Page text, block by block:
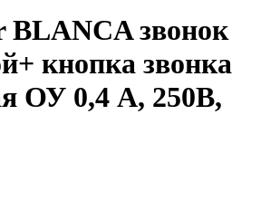
BLANCA звонок
кнопка звонка
ОУ 0,4 А, 250В,